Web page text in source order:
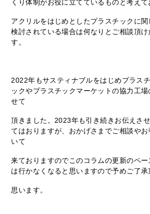
くり体制がお役に立てているものと考えて
アクリルをはじめとしたプラスチックに
検討されている場合は何なりとご相談頂け
す。
2022年もサスティナブルをはじめプラス
ックやプラスチックマーケットの協力工場
せて
頂きました。2023年も引き続きお伝えさ
てはおりますが、おかげさまでご相談や
いて
来ておりますのでこのコラムの更新のペー
は行かなくなると思いますので予めご了承
思います。